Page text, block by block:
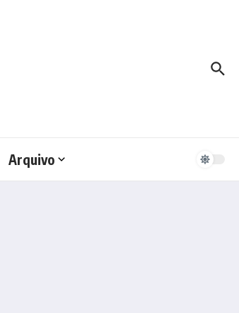
Arquivo